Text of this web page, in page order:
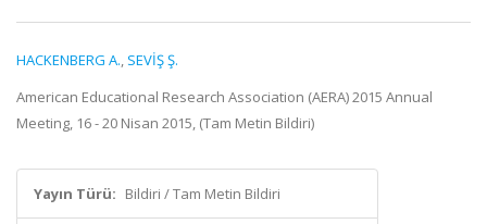
HACKENBERG A., SEVİŞ Ş.
American Educational Research Association (AERA) 2015 Annual
Meeting, 16 - 20 Nisan 2015, (Tam Metin Bildiri)
Yayın Türü: Bildiri / Tam Metin Bildiri